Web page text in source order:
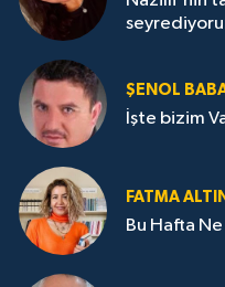
ŞENOL
İşte bizim
FATMA
Bu Hafta